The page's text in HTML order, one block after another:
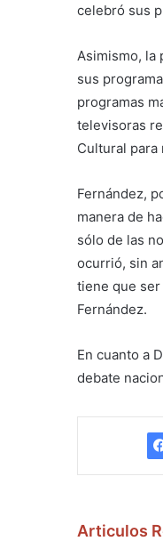
celebró sus
Asimismo, la
sus
programas
televisoras
Cultural para
Fernández,
manera de
sólo de las
ocurrió, sin
tiene que ser
Fernández.
En cuanto a
debate
Articulos